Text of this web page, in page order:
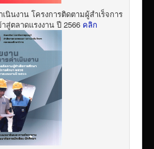
เนินงาน โครงการติดตามผู้สำเร็จการ
สู่ตลาดแรงงาน ปี 2566 คลิก